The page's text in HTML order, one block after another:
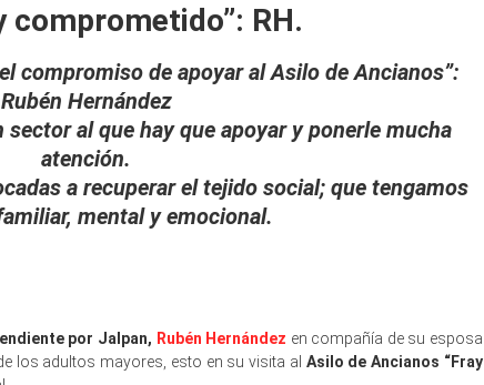
comprometido”: RH.
compromiso de apoyar al Asilo de Ancianos”:
Rubén Hernández
al que hay que apoyar y ponerle mucha
atención.
a recuperar el tejido social; que tengamos
mental y emocional.
por Jalpan, Rubén Hernández en compañía de su esposa
los adultos mayores, esto en su visita al Asilo de Ancianos “Fray